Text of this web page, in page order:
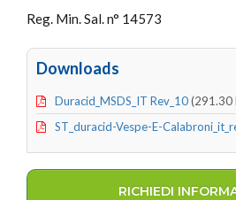
Reg. Min. Sal. n° 14573
Downloads
Duracid_MSDS_IT Rev_10(291.30
ST_duracid-Vespe-E-
RICHIEDI